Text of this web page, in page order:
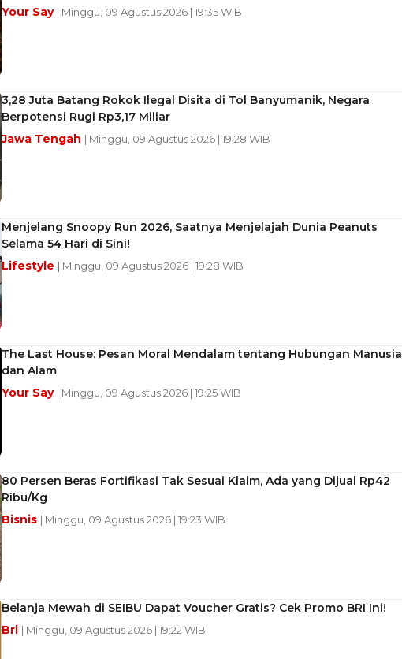
Your Say | Minggu, 09 Agustus 2026 | 19:35 WIB
3,28 Juta Batang Rokok Ilegal Disita di Tol Banyumanik, Negara
Berpotensi Rugi Rp3,17 Miliar
Jawa Tengah | Minggu, 09 Agustus 2026 | 19:28 WIB
Menjelang Snoopy Run 2026, Saatnya Menjelajah Dunia Peanuts
Selama 54 Hari di Sini!
Lifestyle | Minggu, 09 Agustus 2026 | 19:28 WIB
The Last House: Pesan Moral Mendalam tentang Hubungan Manusia
dan Alam
Your Say | Minggu, 09 Agustus 2026 | 19:25 WIB
80 Persen Beras Fortifikasi Tak Sesuai Klaim, Ada yang Dijual Rp42
Ribu/Kg
Bisnis | Minggu, 09 Agustus 2026 | 19:23 WIB
Belanja Mewah di SEIBU Dapat Voucher Gratis? Cek Promo BRI Ini!
Bri | Minggu, 09 Agustus 2026 | 19:22 WIB